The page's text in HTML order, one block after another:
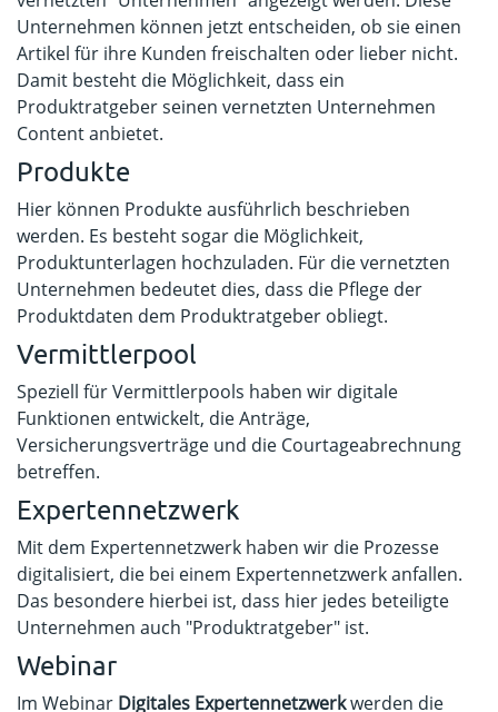
Unternehmen können jetzt entscheiden, ob sie einen
Artikel für ihre Kunden freischalten oder lieber nicht.
Damit besteht die Möglichkeit, dass ein
Produktratgeber seinen vernetzten Unternehmen
Content anbietet.
Produkte
Hier können Produkte ausführlich beschrieben
werden. Es besteht sogar die Möglichkeit,
Produktunterlagen hochzuladen. Für die vernetzten
Unternehmen bedeutet dies, dass die Pflege der
Produktdaten dem Produktratgeber obliegt.
Vermittlerpool
Speziell für Vermittlerpools haben wir digitale
Funktionen entwickelt, die Anträge,
Versicherungsverträge und die Courtageabrechnung
betreffen.
Expertennetzwerk
Mit dem Expertennetzwerk haben wir die Prozesse
digitalisiert, die bei einem Expertennetzwerk anfallen.
Das besondere hierbei ist, dass hier jedes beteiligte
Unternehmen auch "Produktratgeber" ist.
Webinar
Im Webinar Digitales Expertennetzwerkwerden die